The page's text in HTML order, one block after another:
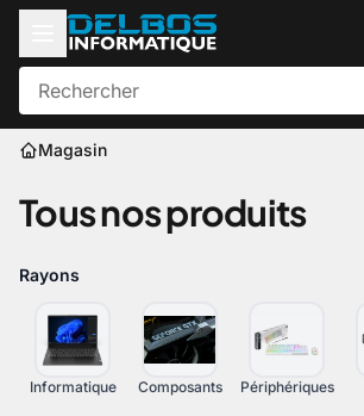
Magasin
Tous nos produits
Rayons
Informatique Composants Périphériques